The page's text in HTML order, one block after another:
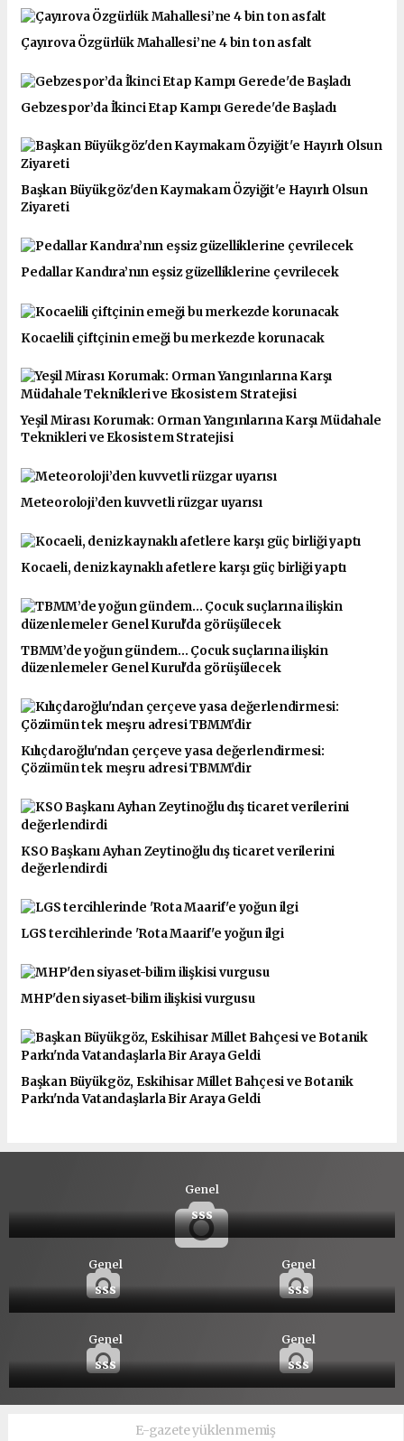
Çayırova Özgürlük Mahallesi’ne 4 bin ton asfalt
Gebzespor’da İkinci Etap Kampı Gerede'de Başladı
Başkan Büyükgöz'den Kaymakam Özyiğit'e Hayırlı Olsun
Ziyareti
Pedallar Kandıra’nın eşsiz güzelliklerine çevrilecek
Kocaelili çiftçinin emeği bu merkezde korunacak
Yeşil Mirası Korumak: Orman Yangınlarına Karşı Müdahale
Teknikleri ve Ekosistem Stratejisi
Meteoroloji’den kuvvetli rüzgar uyarısı
Kocaeli, deniz kaynaklı afetlere karşı güç birliği yaptı
TBMM’de yoğun gündem... Çocuk suçlarına ilişkin
düzenlemeler Genel Kurul'da görüşülecek
Kılıçdaroğlu'ndan çerçeve yasa değerlendirmesi:
Çözümün tek meşru adresi TBMM'dir
KSO Başkanı Ayhan Zeytinoğlu dış ticaret verilerini
değerlendirdi
LGS tercihlerinde 'Rota Maarif'e yoğun ilgi
MHP'den siyaset-bilim ilişkisi vurgusu
Başkan Büyükgöz, Eskihisar Millet Bahçesi ve Botanik
Parkı'nda Vatandaşlarla Bir Araya Geldi
Genel
sss
Genel
sss
Genel
sss
Genel
sss
Genel
sss
E-gazete yüklenmemiş